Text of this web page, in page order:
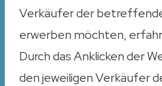
Verkäufer der
erwerben möchten,
Durch das Anklicken der
den jeweiligen Verkäufer